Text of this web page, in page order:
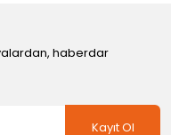
haberdar
Kayıt Ol